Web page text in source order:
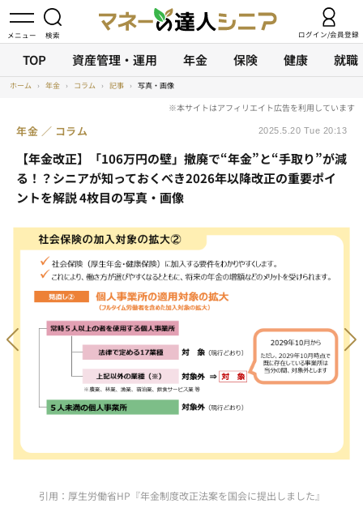
ログイン/会員登録
TOP 資産管理・運用 年金 保険 健康 就職
ホーム › 年金 › コラム › 記事 › 写真・画像
【年金改正】「106万円の壁」撤廃で“年金”と“手取り”が減
る！？シニアが知っておくべき2026年以降改正の重要ポイ
ントを解説 4枚目の写真・画像
年金 コラム 2025.5.20 Tue 20:13
引用：厚生労働省HP『年金制度改正法案を国会に提出しました』